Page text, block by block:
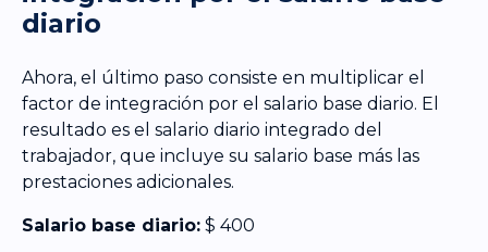
diario
Ahora, el último paso consiste en multiplicar el
factor de integración por el salario base diario. El
resultado es el salario diario integrado del
trabajador, que incluye su salario base más las
prestaciones adicionales.
Salario base diario: $ 400